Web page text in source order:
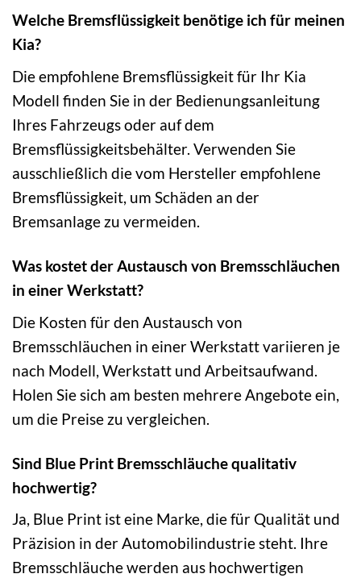
Welche Bremsflüssigkeit benötige ich für meinen
Kia?
Die empfohlene Bremsflüssigkeit für Ihr Kia
Modell finden Sie in der Bedienungsanleitung
Ihres Fahrzeugs oder auf dem
Bremsflüssigkeitsbehälter. Verwenden Sie
ausschließlich die vom Hersteller empfohlene
Bremsflüssigkeit, um Schäden an der
Bremsanlage zu vermeiden.
Was kostet der Austausch von Bremsschläuchen
in einer Werkstatt?
Die Kosten für den Austausch von
Bremsschläuchen in einer Werkstatt variieren je
nach Modell, Werkstatt und Arbeitsaufwand.
Holen Sie sich am besten mehrere Angebote ein,
um die Preise zu vergleichen.
Sind Blue Print Bremsschläuche qualitativ
hochwertig?
Ja, Blue Print ist eine Marke, die für Qualität und
Präzision in der Automobilindustrie steht. Ihre
Bremsschläuche werden aus hochwertigen